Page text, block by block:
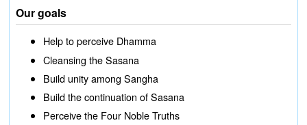
Our goals
Help to perceive Dhamma
Cleansing the Sasana
Build unity among Sangha
Build the continuation of Sasana
Perceive the Four Noble Truths